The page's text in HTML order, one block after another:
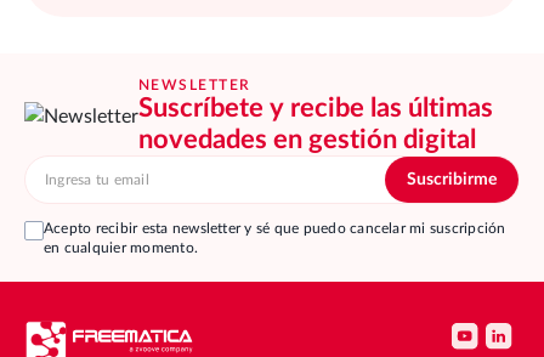
NEWSLETTER
Suscríbete y recibe las últimas
novedades en gestión digital
Acepto recibir esta newsletter y sé que puedo cancelar mi suscripción
en cualquier momento.